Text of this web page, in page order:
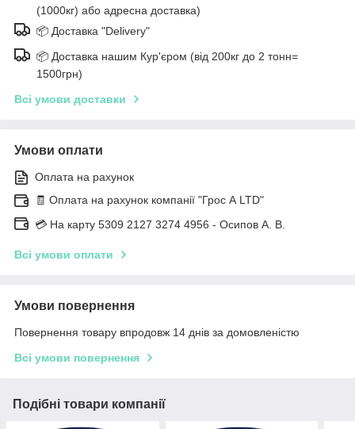
(1000кг) або адресна доставка)
📦 Доставка "Delivery"
📦 Доставка нашим Кур'єром (від 200кг до 2 тонн=
1500грн)
Всі умови доставки
Умови оплати
Оплата на рахунок
🧾 Оплата на рахунок компанії "Грос А LTD"
💳 На карту 5309 2127 3274 4956 - Осипов А. В.
Всі умови оплати
Умови повернення
Повернення товару впродовж 14 днів за домовленістю
Всі умови повернення
Подібні товари компанії